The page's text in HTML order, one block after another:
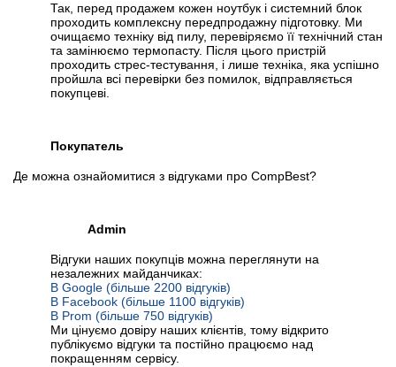
Так, перед продажем кожен ноутбук і системний блок
проходить комплексну передпродажну підготовку. Ми
очищаємо техніку від пилу, перевіряємо її технічний стан
та замінюємо термопасту. Після цього пристрій
проходить стрес-тестування, і лише техніка, яка успішно
пройшла всі перевірки без помилок, відправляється
покупцеві.
Покупатель
Де можна ознайомитися з відгуками про CompBest?
Admin
Відгуки наших покупців можна переглянути на
незалежних майданчиках:
В Google (більше 2200 відгуків)
В Facebook (більше 1100 відгуків)
В Prom (більше 750 відгуків)
Ми цінуємо довіру наших клієнтів, тому відкрито
публікуємо відгуки та постійно працюємо над
покращенням сервісу.